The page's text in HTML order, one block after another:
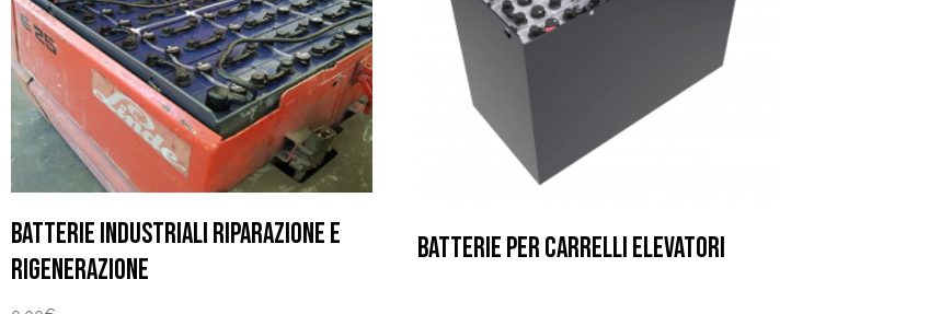
BATTERIE INDUSTRIALI RIPARAZIONE E
RIGENERAZIONE
BATTERIE PER CARRELLI ELEVATORI